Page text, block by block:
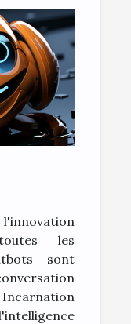
l'innovation
les
sont